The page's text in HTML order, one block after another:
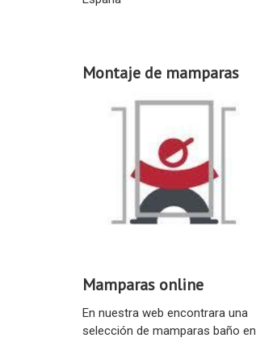
Montaje de mamparas
Mamparas online
En nuestra web encontrara una
selección de mamparas baño en